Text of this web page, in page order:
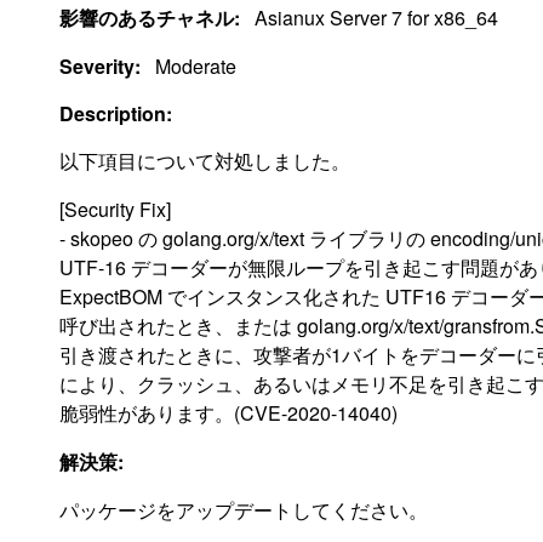
影響のあるチャネル: Asianux Server 7 for x86_64
Severity:
Moderate
Description:
以下項目について対処しました。
[Security Fix]
- skopeo の golang.org/x/text ライブラリの encoding/
UTF-16 デコーダーが無限ループを引き起こす問題が
ExpectBOM でインスタンス化された UTF16 デコーダ
呼び出されたとき、または golang.org/x/text/
引き渡されたときに、攻撃者が1バイトをデコーダー
により、クラッシュ、あるいはメモリ不足を引き起こ
脆弱性があります。(CVE-2020-14040)
解決策:
パッケージをアップデートしてください。